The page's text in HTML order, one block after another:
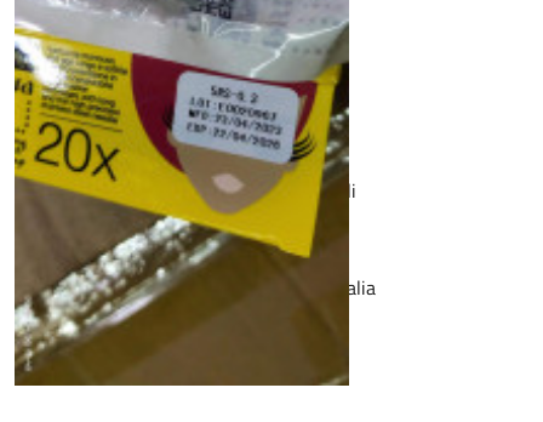
Prodotto:aghi per tattoo
Rischio:rischio microbiologico, non sterili
allarme consumatori
Paese d'origine:Cina, non ammessi in Italia
Data comunicato:
03/07/2023